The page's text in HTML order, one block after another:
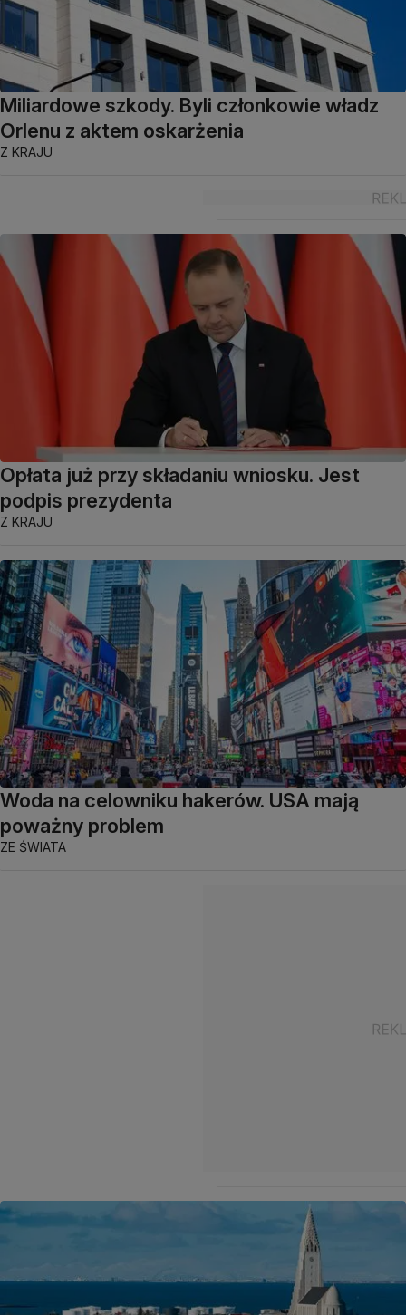
Miliardowe szkody. Byli członkowie władz
Orlenu z aktem oskarżenia
Z KRAJU
Opłata już przy składaniu wniosku. Jest
podpis prezydenta
Z KRAJU
Woda na celowniku hakerów. USA mają
poważny problem
ZE ŚWIATA